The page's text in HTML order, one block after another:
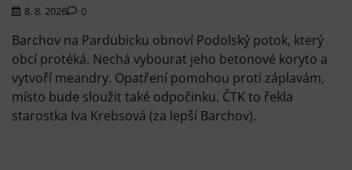
8. 8. 2026 0
Barchov na Pardubicku obnoví Podolský potok, který
obcí protéká. Nechá vybourat jeho betonové koryto a
vytvoří meandry. Opatření pomohou proti záplavám,
místo bude sloužit také odpočinku. ČTK to řekla
starostka Iva Krebsová (za lepší Barchov).